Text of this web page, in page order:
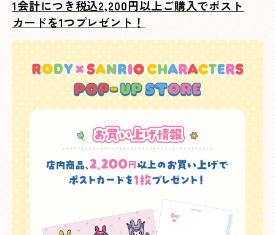
1会計につき税込2,200円以上ご購入でポスト
カードを1つプレゼント！